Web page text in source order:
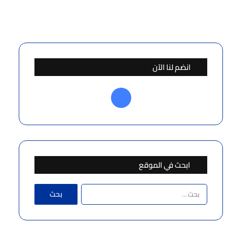
انضم لنا الآن
فيسبوك
ابحث في الموقع
البحث
عن: